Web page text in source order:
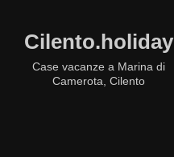
Cilento.holiday
Case vacanze a Marina di
Camerota, Cilento